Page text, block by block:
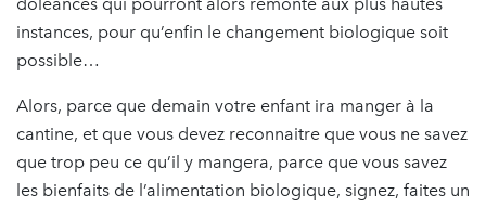
instances, pour qu’enfin le changement biologique soit
possible…
Alors, parce que demain votre enfant ira manger à la
cantine, et que vous devez reconnaitre que vous ne savez
que trop peu ce qu’il y mangera, parce que vous savez
les bienfaits de l’alimentation biologique, signez, faites un